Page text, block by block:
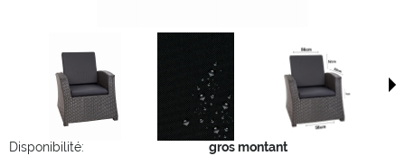
Disponibilité:
gros montant